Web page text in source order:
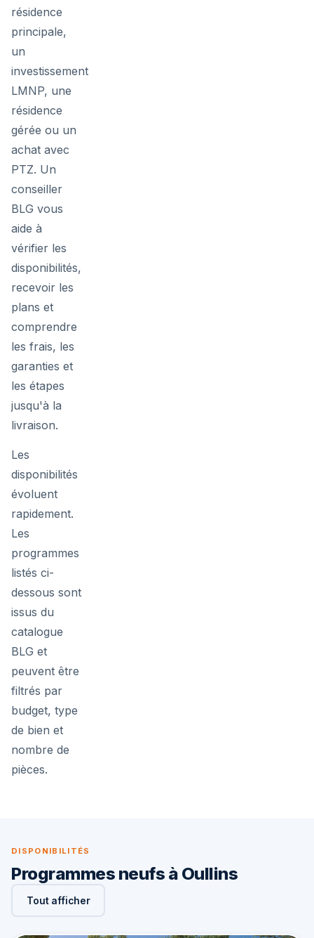
résidence
principale,
un
investissement
LMNP, une
résidence
gérée ou un
achat avec
PTZ. Un
conseiller
BLG vous
aide à
vérifier les
disponibilités,
recevoir les
plans et
comprendre
les frais, les
garanties et
les étapes
jusqu'à la
livraison.
Les
disponibilités
évoluent
rapidement.
Les
programmes
listés ci-
dessous sont
issus du
catalogue
BLG et
peuvent être
filtrés par
budget, type
de bien et
nombre de
pièces.
DISPONIBILITÉS
Programmes neufs à Oullins
Tout afficher